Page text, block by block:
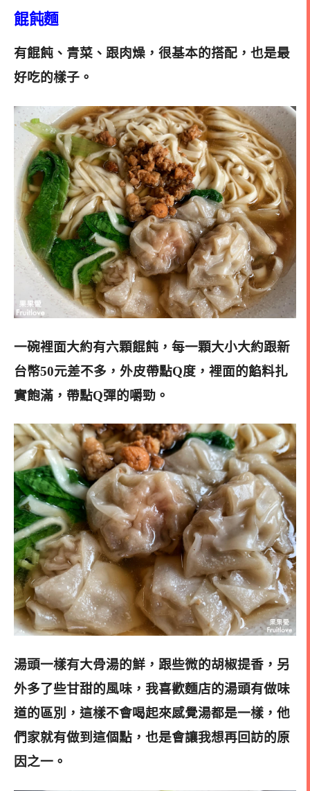
餛飩麵
有餛飩、青菜、跟肉燥，很基本的搭配，也是最
好吃的樣子。
一碗裡面大約有六顆餛飩，每一顆大小大約跟新
台幣50元差不多，外皮帶點Q度，裡面的餡料扎
實飽滿，帶點Q彈的嚼勁。
湯頭一樣有大骨湯的鮮，跟些微的胡椒提香，另
外多了些甘甜的風味，我喜歡麵店的湯頭有做味
道的區別，這樣不會喝起來感覺湯都是一樣，他
們家就有做到這個點， 也是會讓我想再回訪的原
因之一 。